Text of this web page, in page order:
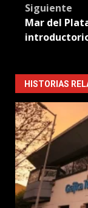
Siguiente
Mar del
HISTORIAS